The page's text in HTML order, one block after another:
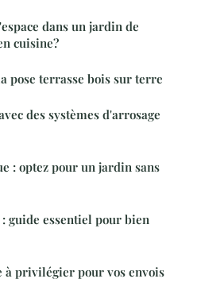
dans un jardin de
cuisine?
pose terrasse bois sur terre
des systèmes d'arrosage
: optez pour un jardin sans
guide essentiel pour bien
à privilégier pour vos envois